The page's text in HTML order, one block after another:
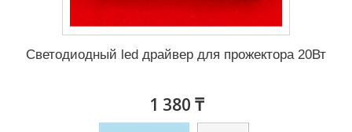
Светодиодный led драйвер для прожектора 20Вт
1 380 ₸